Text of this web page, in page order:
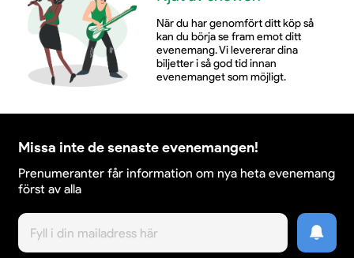
När du har genomfört ditt köp så
kan du börja se fram emot ditt
evenemang. Vi levererar dina
biljetter i så god tid innan
evenemanget som möjligt.
Missa inte de senaste evenemangen!
Prenumeranter får information om nya heta evenemang
först av alla